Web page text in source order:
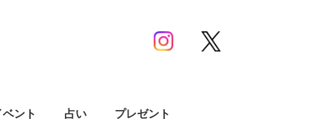
ント 占い プレゼント